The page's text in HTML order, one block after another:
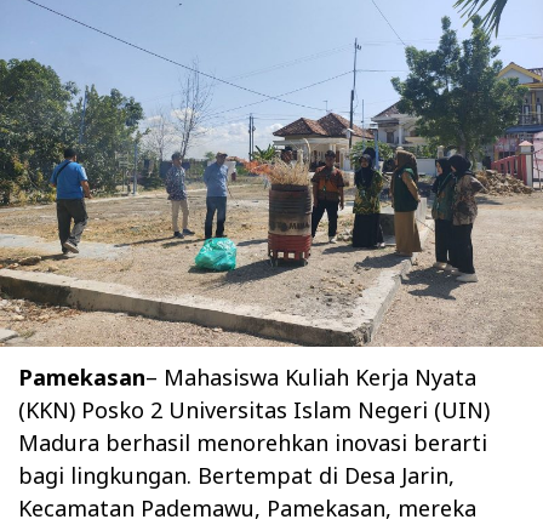
Pamekasan– Mahasiswa Kuliah Kerja Nyata
(KKN) Posko 2 Universitas Islam Negeri (UIN)
Madura berhasil menorehkan inovasi berarti
bagi lingkungan. Bertempat di Desa Jarin,
Kecamatan Pademawu, Pamekasan, mereka